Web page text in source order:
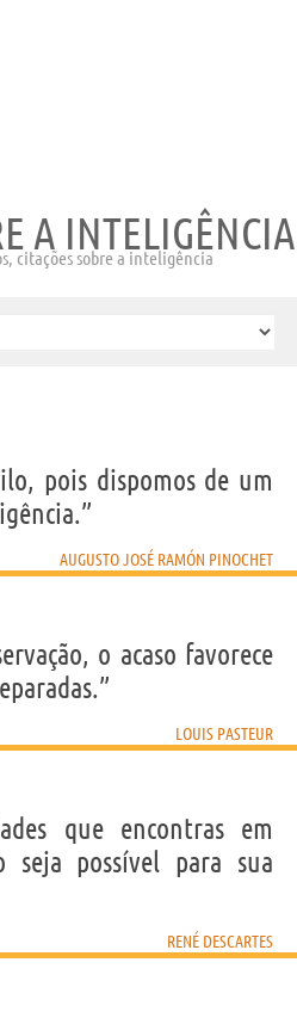
A INTELIGÊNCIA
citações sobre a inteligência
pois dispomos de um
AUGUSTO JOSÉ RAMÓN PINOCHET
o acaso favorece
LOUIS PASTEUR
que encontras em
seja possível para sua
RENÉ DESCARTES